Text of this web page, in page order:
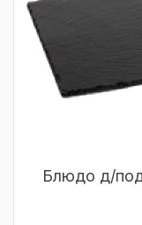
Блюдо д/